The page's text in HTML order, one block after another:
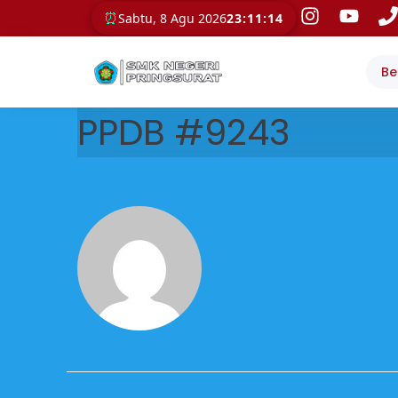
⏰Sabtu, 8 Agu 202623:11:14
PPDB #9243